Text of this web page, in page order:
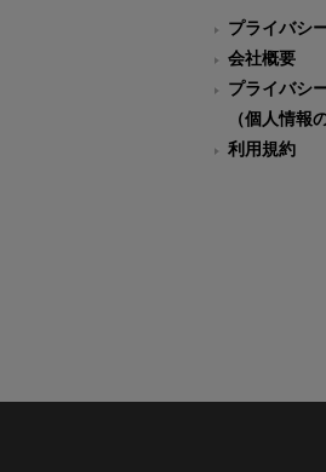
プライバシ
会社概要
プライバシ
（個人情報
利用規約